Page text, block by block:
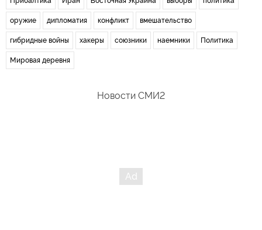
оружие дипломатия конфликт вмешательство
гибридные войны хакеры союзники наемники Политика
Мировая деревня
Новости СМИ2